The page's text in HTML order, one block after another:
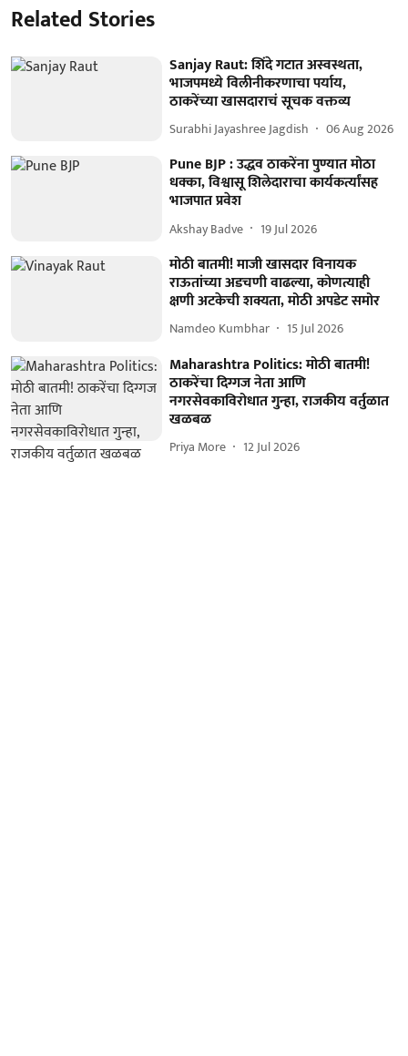
Related Stories
Sanjay Raut: शिंदे गटात अस्वस्थता,
भाजपमध्ये विलीनीकरणाचा पर्याय,
ठाकरेंच्या खासदाराचं सूचक वक्तव्य
Surabhi Jayashree Jagdish 06 Aug 2026
Pune BJP : उद्धव ठाकरेंना पुण्यात मोठा
धक्का, विश्वासू शिलेदाराचा कार्यकर्त्यांसह
भाजपात प्रवेश
Akshay Badve 19 Jul 2026
मोठी बातमी! माजी खासदार विनायक
राऊतांच्या अडचणी वाढल्या, कोणत्याही
क्षणी अटकेची शक्यता, मोठी अपडेट समोर
Namdeo Kumbhar 15 Jul 2026
Maharashtra Politics: मोठी बातमी!
ठाकरेंचा दिग्गज नेता आणि
नगरसेवकाविरोधात गुन्हा, राजकीय वर्तुळात
खळबळ
Priya More 12 Jul 2026